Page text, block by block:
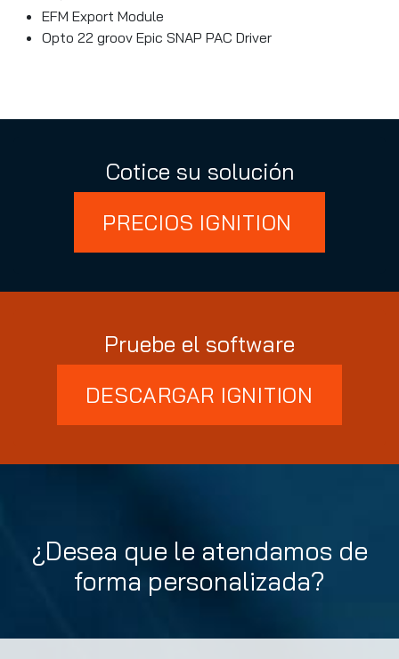
EFM Export Module
Opto 22 groov Epic SNAP PAC Driver
Cotice su solución
PRECIOS IGNITION
Pruebe el software
DESCARGAR IGNITION
¿Desea que le atendamos de
forma personalizada?